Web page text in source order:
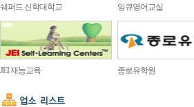
쉐퍼드 신학대학교 잉큐영어교실
JEI 재능교육 종로유학원